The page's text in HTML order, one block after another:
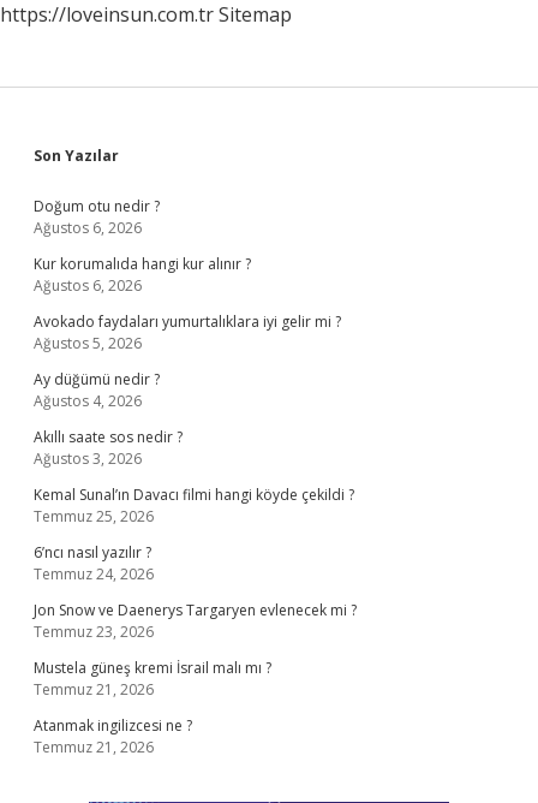
https://loveinsun.com.trSitemap
Sidebar
Son Yazılar
Doğum otu nedir ?
Ağustos 6, 2026
Kur korumalıda hangi kur alınır ?
Ağustos 6, 2026
Avokado faydaları yumurtalıklara iyi gelir mi ?
Ağustos 5, 2026
Ay düğümü nedir ?
Ağustos 4, 2026
Akıllı saate sos nedir ?
Ağustos 3, 2026
Kemal Sunal’ın Davacı filmi hangi köyde çekildi ?
Temmuz 25, 2026
6’ncı nasıl yazılır ?
Temmuz 24, 2026
Jon Snow ve Daenerys Targaryen evlenecek mi ?
Temmuz 23, 2026
Mustela güneş kremi İsrail malı mı ?
Temmuz 21, 2026
Atanmak ingilizcesi ne ?
Temmuz 21, 2026